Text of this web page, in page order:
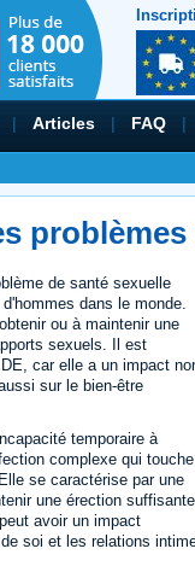
| Articles | FAQ |
de santé sexuelle
dans le monde.
ou à maintenir une
sexuels. Il est
car elle a un impact
sur le bien-être
temporaire à
complexe qui touche
se caractérise par une
une érection suffisante
avoir un impact
soi et les relations